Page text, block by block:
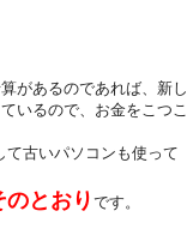
があるのであれば、新し
いるので、お金をこつこ
古いパソコンも使って
のとおりです。